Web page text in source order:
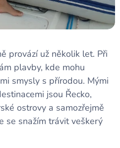
provází už několik let. Při
plavby, kde mohu
smysly s přírodou. Mými
jsou Řecko,
ostrovy a samozřejmě
se snažím trávit veškerý